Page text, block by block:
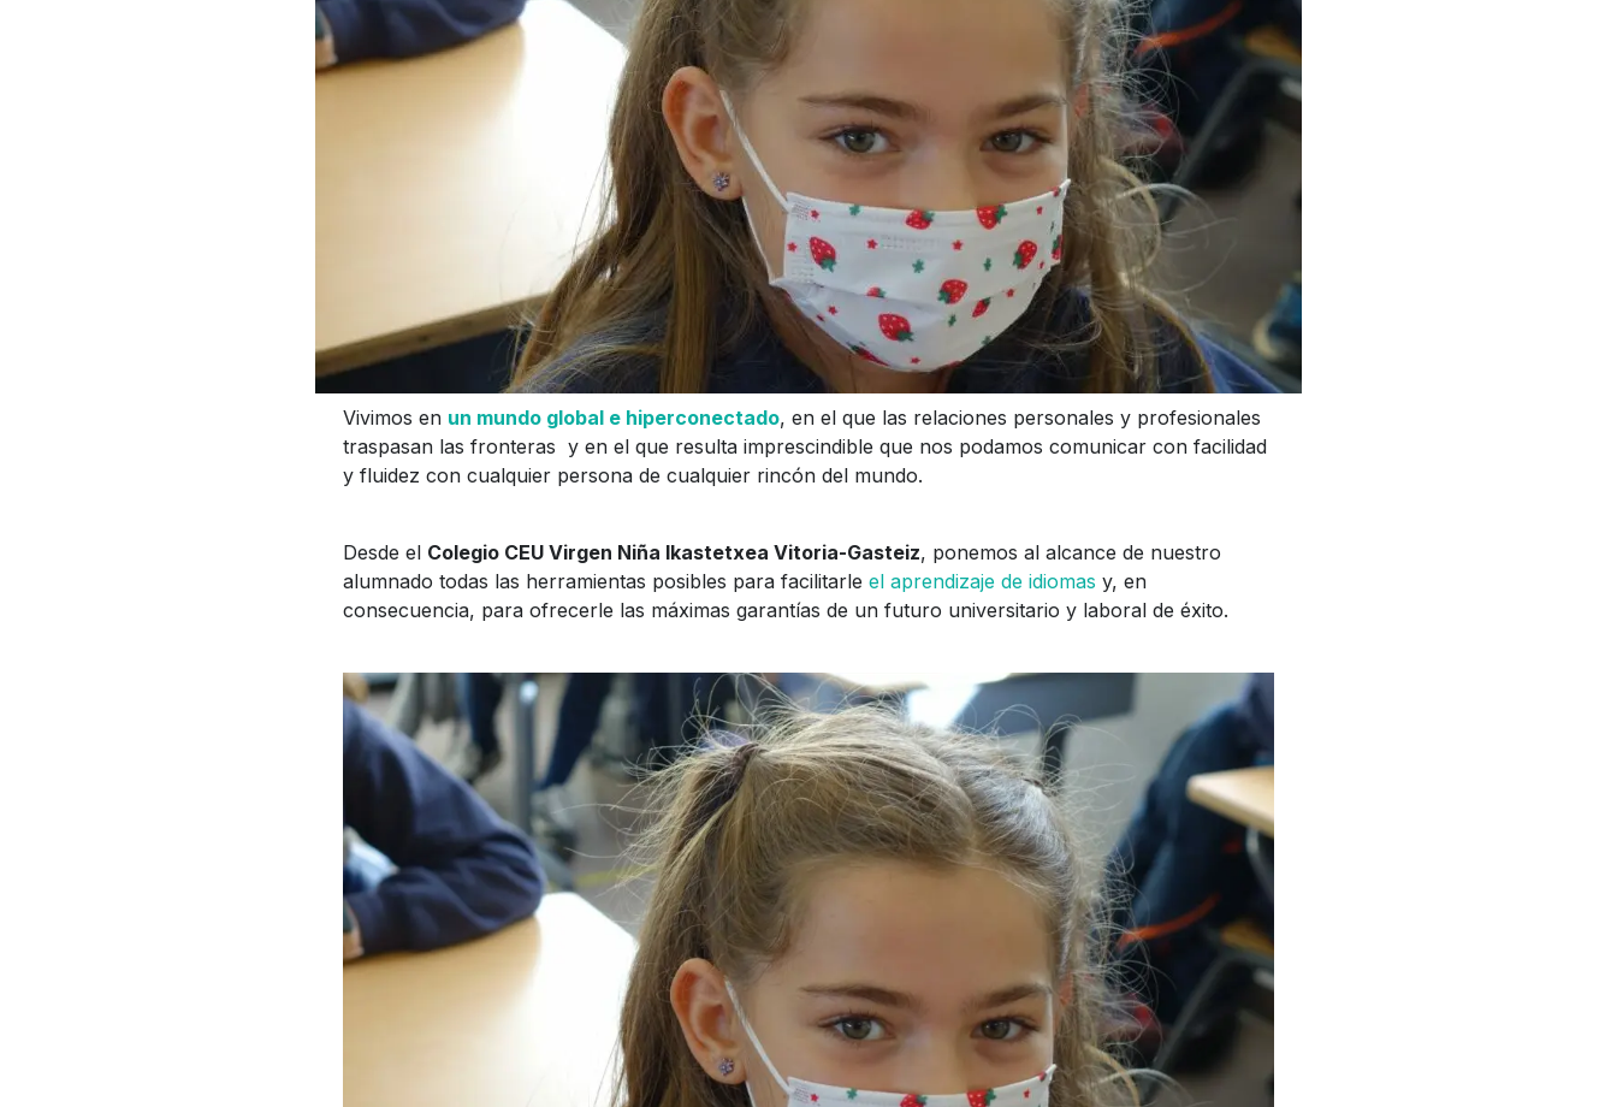
Vivimos en un mundo global e hiperconectado, en el que las relaciones personales y profesionales
traspasan las fronteras y en el que resulta imprescindible que nos podamos comunicar con facilidad
y fluidez con cualquier persona de cualquier rincón del mundo.
Desde el Colegio CEU Virgen Niña Ikastetxea Vitoria-Gasteiz, ponemos al alcance de nuestro
alumnado todas las herramientas posibles para facilitarle el aprendizaje de idiomas y, en
consecuencia, para ofrecerle las máximas garantías de un futuro universitario y laboral de éxito.